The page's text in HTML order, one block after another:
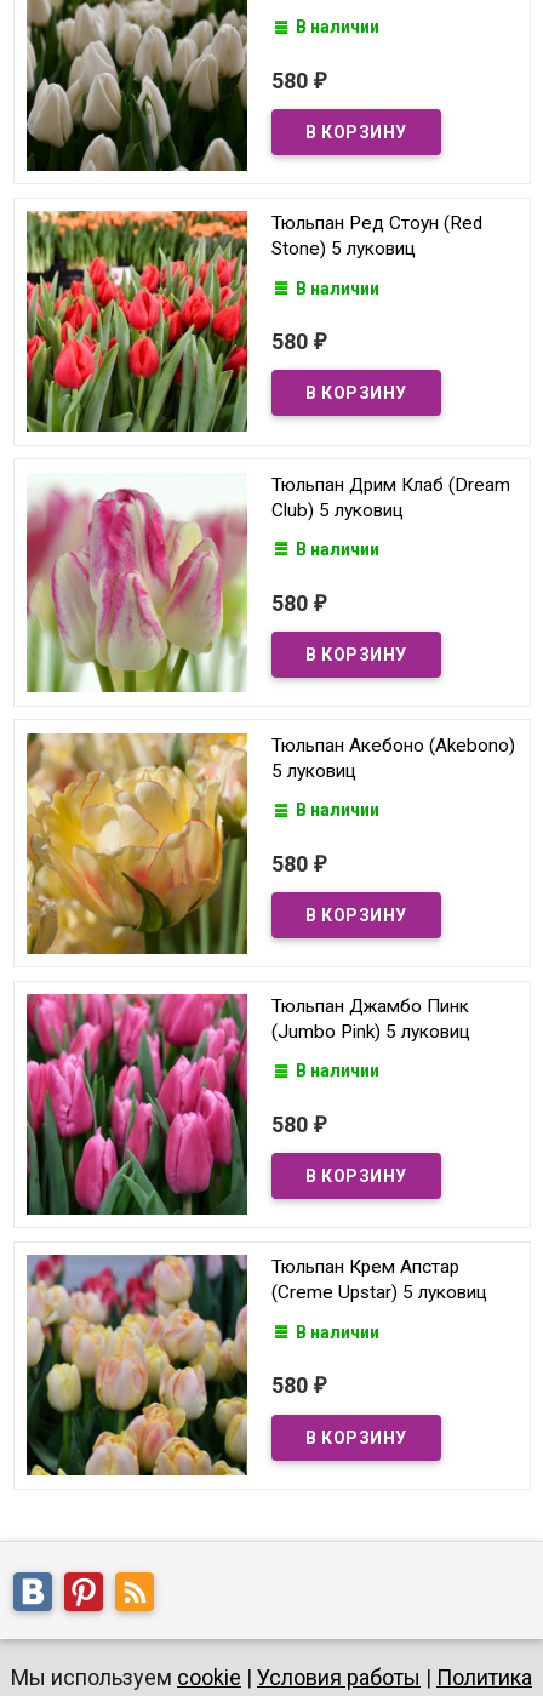
В наличии
580 ₽
Тюльпан Ред Стоун (Red
Stone) 5 луковиц
В наличии
580 ₽
Тюльпан Дрим Клаб (Dream
Club) 5 луковиц
В наличии
580 ₽
Тюльпан Акебоно (Akebono)
5 луковиц
В наличии
580 ₽
Тюльпан Джамбо Пинк
(Jumbo Pink) 5 луковиц
В наличии
580 ₽
Тюльпан Крем Апстар
(Creme Upstar) 5 луковиц
В наличии
580 ₽
Мы используем cookie | Условия работы | Политика